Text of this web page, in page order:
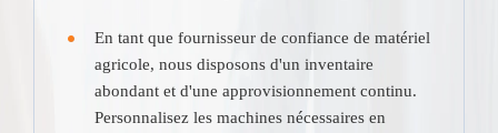
En tant que fournisseur de confiance de matériel
agricole, nous disposons d'un inventaire
abondant et d'une approvisionnement continu.
Personnalisez les machines nécessaires en